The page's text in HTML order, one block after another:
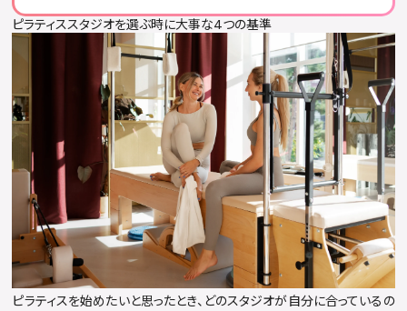
ピラティススタジオを選ぶ時に大事な4つの基準
ピラティスを始めたいと思ったとき、どのスタジオが自分に合っているの